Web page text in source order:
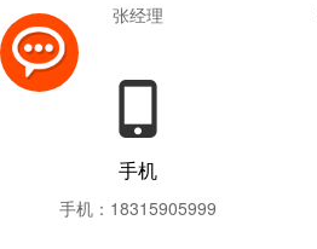
张经理
手机
手机：18315905999